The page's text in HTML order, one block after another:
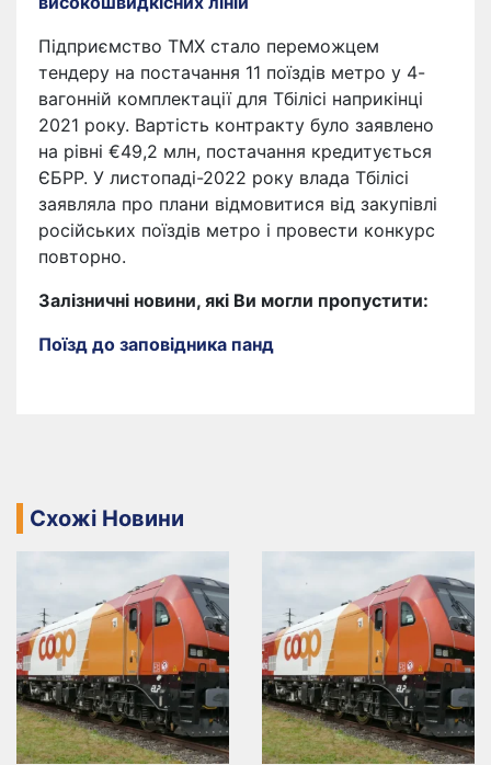
Підприємство ТМХ стало переможцем
тендеру на постачання 11 поїздів метро у 4-
вагонній комплектації для Тбілісі наприкінці
2021 року. Вартість контракту було заявлено
на рівні €49,2 млн, постачання кредитується
ЄБРР. У листопаді-2022 року влада Тбілісі
заявляла про плани відмовитися від закупівлі
російських поїздів метро і провести конкурс
повторно.
Залізничні новини, які Ви могли пропустити:
Поїзд до заповідника панд
Схожі Новини